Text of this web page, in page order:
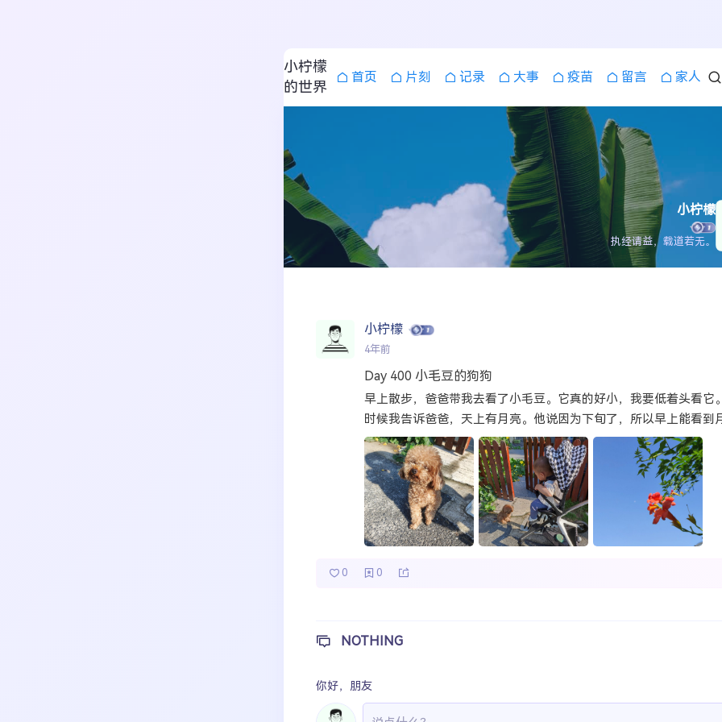
小柠檬
的世界
首页 片刻 记录 大事 疫苗 留言 家人
小柠檬
执经请益，载道若无。
小柠檬
4年前
Day 400 小毛豆的狗狗
早上散步，爸爸带我去看了小毛豆。它真的好小，我要低着头看它
时候我告诉爸爸，天上有月亮。他说因为下旬了，所以早上能看到
0 0
NOTHING
你好， 朋友